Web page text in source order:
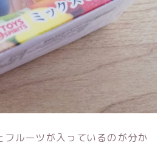
フルーツが入っているのが分か